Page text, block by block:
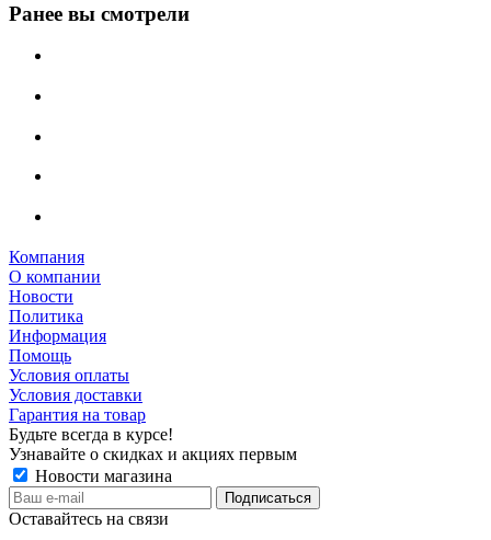
Ранее вы смотрели
Компания
О компании
Новости
Политика
Информация
Помощь
Условия оплаты
Условия доставки
Гарантия на товар
Будьте всегда в курсе!
Узнавайте о скидках и акциях первым
Новости магазина
Оставайтесь на связи